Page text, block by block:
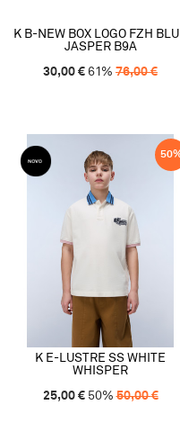
K B-NEW BOX LOGO FZH
JASPER B9A
30,00 € 61 % 76,00€
50
K E-LUSTRE SS WHITE
WHISPER
25,00 € 50% 50,00€